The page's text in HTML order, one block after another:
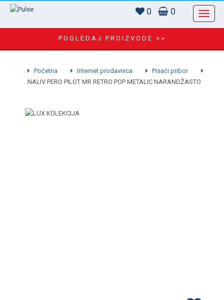
0 0
POGLEDAJ PROIZVODE >>
Početna Internet prodavnica
Pisaći pribor
NALIV PERO PILOT MR RETRO POP METALIC NARANDŽASTO